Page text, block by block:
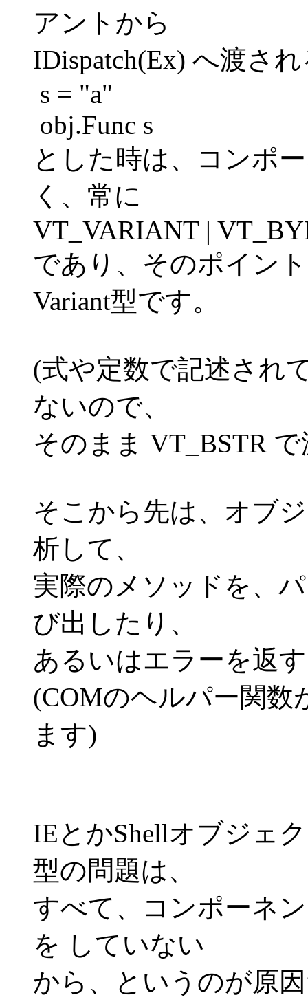
アントから
IDispatch(Ex) へ渡さ
s = "a"
obj.Func s
とした時は、コンポ
く、常に
VT_VARIANT |
であり、そのポイン
Variant型です。
(式や定数で記述され
ないので、
そのまま VT_BSTR
そこから先は、オブ
析して、
実際のメソッドを、
び出したり、
あるいはエラーを返
(COMのヘルパー関数
ます)
IEとかShellオブジェ
型の問題は、
すべて、コンポーネ
を していない
から、というのが原